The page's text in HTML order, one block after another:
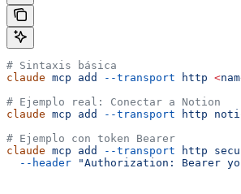
# Sintaxis básica
claude mcp add --transport http <nam
# Ejemplo real: Conectar a Notion
claude mcp add --transport http
# Ejemplo con token Bearer
claude mcp add --transport http
  --header
"Authorization: Bearer